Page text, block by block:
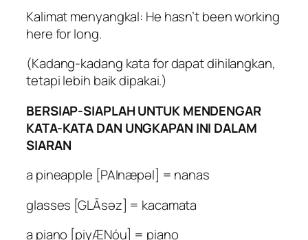
Kalimat menyangkal: He hasn’t been working
here for long.
(Kadang-kadang kata for dapat dihilangkan,
tetapi lebih baik dipakai.)
BERSIAP-SIAPLAH UNTUK MENDENGAR
KATA-KATA DAN UNGKAPAN INI DALAM
SIARAN
a pineapple [PAInæpəl] = nanas
glasses [GLĀsəz] = kacamata
a piano [piyÆNóu] = piano